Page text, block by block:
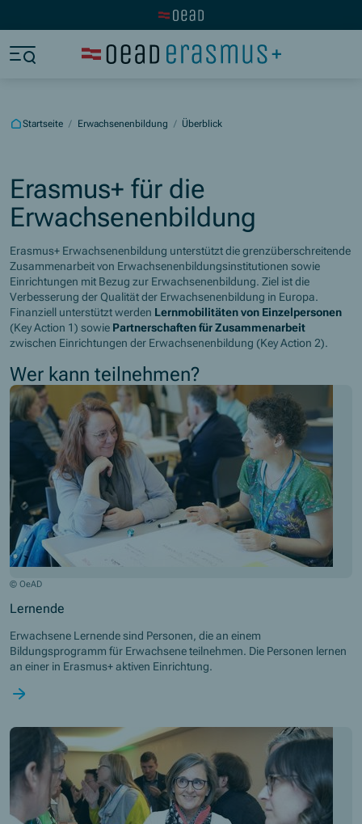
Startseite / Erwachsenenbildung / Überblick
Erasmus+ für die
Erwachsenenbildung
Erasmus+ Erwachsenenbildung unterstützt die grenzüberschreitende
Zusammenarbeit von Erwachsenenbildungsinstitutionen sowie
Einrichtungen mit Bezug zur Erwachsenenbildung. Ziel ist die
Verbesserung der Qualität der Erwachsenenbildung in Europa.
Finanziell unterstützt werden Lernmobilitäten von Einzelpersonen
(Key Action 1) sowie Partnerschaften für Zusammenarbeit
zwischen Einrichtungen der Erwachsenenbildung (Key Action 2).
Wer kann teilnehmen?
© OeAD
Lernende
Erwachsene Lernende sind Personen, die an einem
Bildungsprogramm für Erwachsene teilnehmen. Die Personen lernen
an einer in Erasmus+ aktiven Einrichtung.